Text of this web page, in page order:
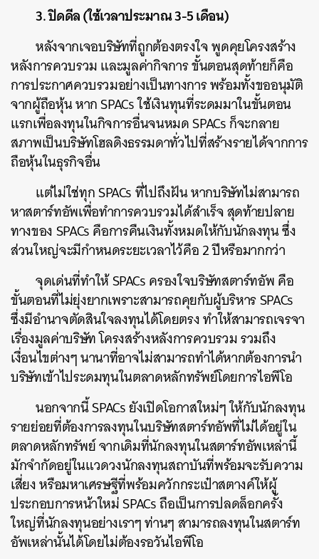
3. ปิดดีล (ใช้เวลาประมาณ 3-5 เดือน)
หลังจากเจอบริษัทที่ถูกต้องตรงใจ พูดคุยโครงสร้าง
หลังการควบรวม และมูลค่ากิจการ ขั้นตอนสุดท้ายก็คือ
การประกาศควบรวมอย่างเป็นทางการ พร้อมทั้งขออนุมัติ
จากผู้ถือหุ้น หาก SPACs ใช้เงินทุนที่ระดมมาในขั้นตอน
แรกเพื่อลงทุนในกิจการอื่นจนหมด SPACs ก็จะกลาย
สภาพเป็นบริษัทโฮลดิงธรรมดาทั่วไปที่สร้างรายได้จากการ
ถือหุ้นในธุรกิจอื่น
แต่ไม่ใช่ทุก SPACs ที่ไปถึงฝัน หากบริษัทไม่สามารถ
หาสตาร์ทอัพเพื่อทำการควบรวมได้สำเร็จ สุดท้ายปลาย
ทางของ SPACs คือการคืนเงินทั้งหมดให้กับนักลงทุน ซึ่ง
ส่วนใหญ่จะมีกำหนดระยะเวลาไว้คือ 2 ปีหรือมากกว่า
จุดเด่นที่ทำให้ SPACs ครองใจบริษัทสตาร์ทอัพ คือ
ขั้นตอนที่ไม่ยุ่งยากเพราะสามารถคุยกับผู้บริหาร SPACs
ซึ่งมีอำนาจตัดสินใจลงทุนได้โดยตรง ทำให้สามารถเจรจา
เรื่องมูลค่าบริษัท โครงสร้างหลังการควบรวม รวมถึง
เงื่อนไขต่างๆ นานาที่อาจไม่สามารถทำได้หากต้องการนำ
บริษัทเข้าไประดมทุนในตลาดหลักทรัพย์โดยการไอพีโอ
นอกจากนี้ SPACs ยังเปิดโอกาสใหม่ๆ ให้กับนักลงทุน
รายย่อยที่ต้องการลงทุนในบริษัทสตาร์ทอัพที่ไม่ได้อยู่ใน
ตลาดหลักทรัพย์ จากเดิมที่นักลงทุนในสตาร์ทอัพเหล่านี้
มักจำกัดอยู่ในแวดวงนักลงทุนสถาบันที่พร้อมจะรับความ
เสี่ยง หรือมหาเศรษฐีที่พร้อมควักกระเป๋าสตางค์ให้ผู้
ประกอบการหน้าใหม่ SPACs ถือเป็นการปลดล็อกครั้ง
ใหญ่ที่นักลงทุนอย่างเราๆ ท่านๆ สามารถลงทุนในสตาร์ท
อัพเหล่านั้นได้โดยไม่ต้องรอวันไอพีโอ
ค้นหา
SHARE